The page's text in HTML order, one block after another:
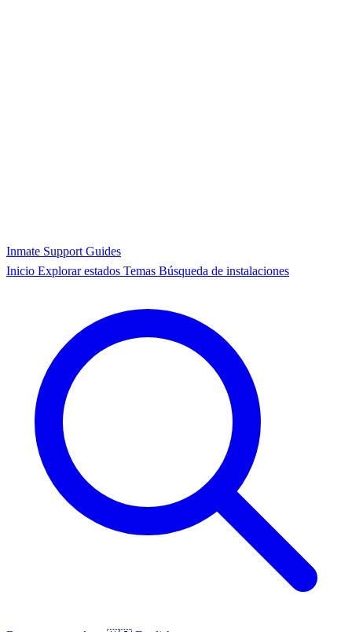
Inmate Support Guides
Inicio Explorar estados Temas Búsqueda de instalaciones